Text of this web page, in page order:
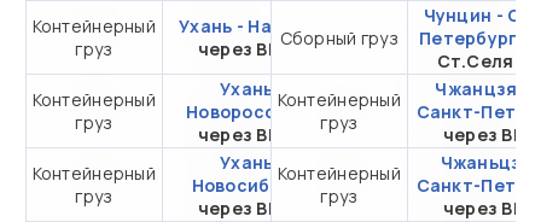
Контейнерный
груз
Ухань - Находка
через ВМТП
от 128 591,69 ₽ за
20DC
Контейнерный
груз
Ухань -
Новороссийск
через ВМТП
от 501 768,35 ₽ за
20DC
Контейнерный
груз
Ухань -
Новосибирск
через ВМТП
от 364 794,56 ₽ за
20DC
Сборный груз
Чунцин -
Петербург
Контейнерный
груз
Санкт-
через
Контейнерный
груз
Санкт-
через